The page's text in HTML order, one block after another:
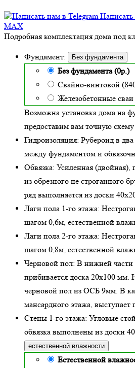
Написать
MAX
Подробная комплектация дома под
Фундамент: Без фундамента
Без фундамента (0р.)
Свайно-винтовой
Железобетонные
Возможна установка дома на
предоставим вам точную
Гидроизоляция: Рубероид в
между фундаментом и
Обвязка: Усиленная (двойная),
из обрезного не строганного
ряд выполняется из доски
Лаги пола 1-го этажа:
шагом 0,6м, естественной
Лаги пола 2-го этажа:
шагом 0,8м, естественной
Черновой пол: В нижней части
прибивается доска 20х100 мм.
черновой пол из ОСБ 9мм. В
мансардного этажа, выступает
Стены 1-го этажа: Угловые
обвязка выполнены из доски
естественной влажности
Естественной